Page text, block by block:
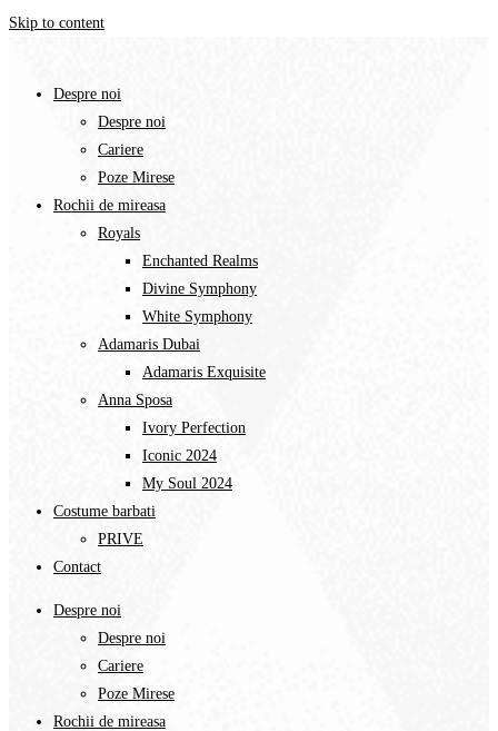
Skip to content
Despre noi
Despre noi
Cariere
Poze Mirese
Rochii de mireasa
Royals
Enchanted Realms
Divine Symphony​
White Symphony
Adamaris Dubai
Adamaris Exquisite
Anna Sposa
Ivory Perfection
Iconic 2024
My Soul 2024
Costume barbati
PRIVE
Contact
Despre noi
Despre noi
Cariere
Poze Mirese
Rochii de mireasa